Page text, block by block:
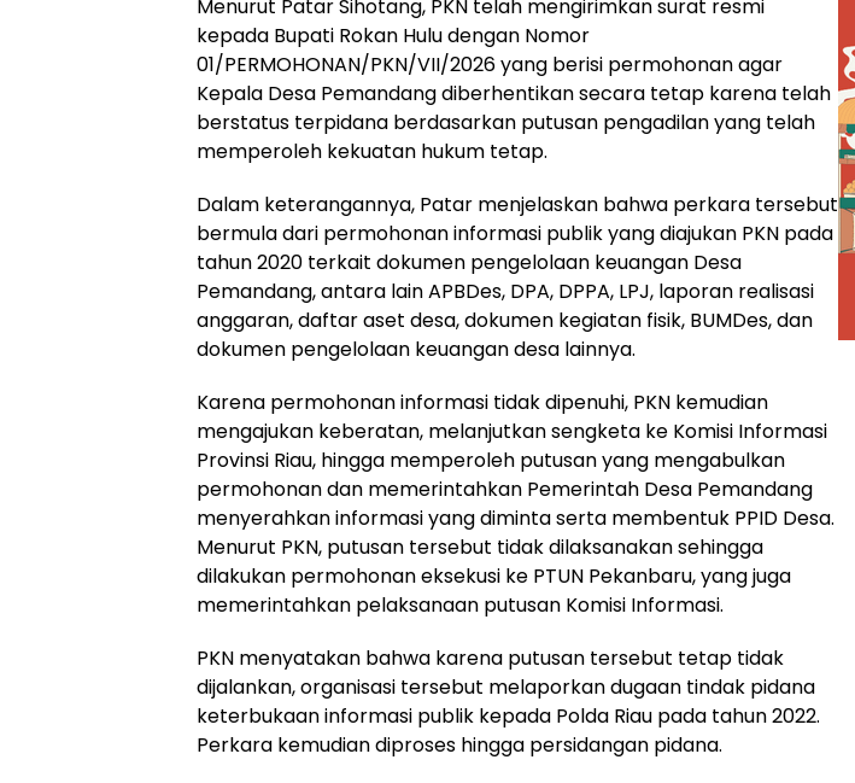
Menurut Patar Sihotang, PKN telah mengirimkan surat resmi
kepada Bupati Rokan Hulu dengan Nomor
01/PERMOHONAN/PKN/VII/2026 yang berisi permohonan agar
Kepala Desa Pemandang diberhentikan secara tetap karena telah
berstatus terpidana berdasarkan putusan pengadilan yang telah
memperoleh kekuatan hukum tetap.
Dalam keterangannya, Patar menjelaskan bahwa perkara tersebut
bermula dari permohonan informasi publik yang diajukan PKN pada
tahun 2020 terkait dokumen pengelolaan keuangan Desa
Pemandang, antara lain APBDes, DPA, DPPA, LPJ, laporan realisasi
anggaran, daftar aset desa, dokumen kegiatan fisik, BUMDes, dan
dokumen pengelolaan keuangan desa lainnya.
Karena permohonan informasi tidak dipenuhi, PKN kemudian
mengajukan keberatan, melanjutkan sengketa ke Komisi Informasi
Provinsi Riau, hingga memperoleh putusan yang mengabulkan
permohonan dan memerintahkan Pemerintah Desa Pemandang
menyerahkan informasi yang diminta serta membentuk PPID Desa.
Menurut PKN, putusan tersebut tidak dilaksanakan sehingga
dilakukan permohonan eksekusi ke PTUN Pekanbaru, yang juga
memerintahkan pelaksanaan putusan Komisi Informasi.
PKN menyatakan bahwa karena putusan tersebut tetap tidak
dijalankan, organisasi tersebut melaporkan dugaan tindak pidana
keterbukaan informasi publik kepada Polda Riau pada tahun 2022.
Perkara kemudian diproses hingga persidangan pidana.